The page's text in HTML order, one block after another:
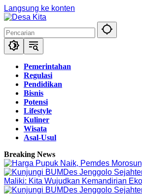
Langsung ke konten
Pemerintahan
Regulasi
Pendidikan
Bisnis
Potensi
Lifestyle
Kuliner
Wisata
Asal-Usul
Breaking News
Maliki: Kita Wujudkan Kemandirian